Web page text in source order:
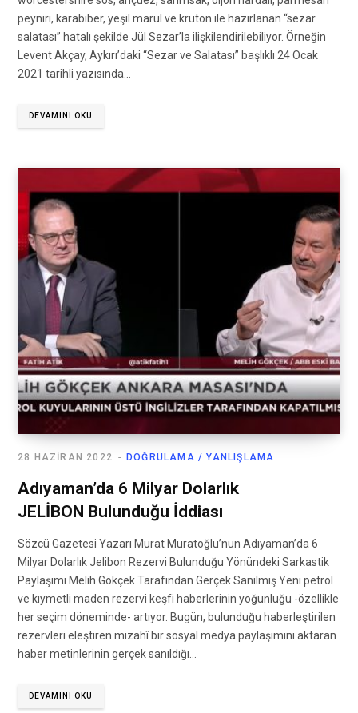
peyniri, karabiber, yeşil marul ve kruton ile hazırlanan “sezar
salatası” hatalı şekilde Jül Sezar’la ilişkilendirilebiliyor. Örneğin
Levent Akçay, Aykırı’daki “Sezar ve Salatası” başlıklı 24 Ocak
2021 tarihli yazısında…
DEVAMINI OKU
DOĞRULAMA / YANLIŞLAMA
28 HAZIRAN 2022
Adıyaman’da 6 Milyar Dolarlık
JELİBON Bulunduğu İddiası
Sözcü Gazetesi Yazarı Murat Muratoğlu’nun Adıyaman’da 6
Milyar Dolarlık Jelibon Rezervi Bulunduğu Yönündeki Sarkastik
Paylaşımı Melih Gökçek Tarafından Gerçek Sanılmış Yeni petrol
ve kıymetli maden rezervi keşfi haberlerinin yoğunluğu -özellikle
her seçim döneminde- artıyor. Bugün, bulunduğu haberleştirilen
rezervleri eleştiren mizahî bir sosyal medya paylaşımını aktaran
haber metinlerinin gerçek sanıldığı…
DEVAMINI OKU